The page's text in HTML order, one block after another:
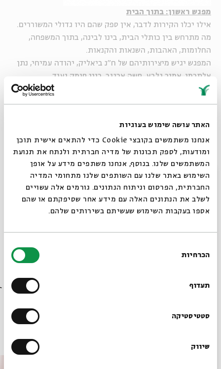
האתר עושה שימוש בעוגיות
אנחנו משתמשים בקובצי Cookie כדי להתאים אישית תוכן
ומודעות, לספק תכונות של מדיה חברתית ולנתח את תנועת
המשתמשים שלנו. בנוסף, אנחנו משתפים מידע על אופן
השימוש באתר שלנו עם השותפים שלנו מתחומי המדיה
החברתית, הפרסום וניתוח הנתונים. גורמים אלה עשויים
לשלב את הנתונים האלה עם מידע אחר שסיפקתם או שהם
אספו בעקבות השימוש שעשיתם בשירותים שלהם.
הסכמה
הכרחיות
תעדוף
סטטיסטיקה
שיווק
מפגש ראשון: בתוך הבית
אילו יכלו הקירות לדבר, אין ספק שהם היו גדולי המשוררים.
מה מתרחש בין כותלי הבית, בינו לבינה, בתוך המשפחה,
החלומות, האהבות, השנאות והקנאות.
המפגש יגיש מיצירותיהם של ח"נ ביאליק, יהודה עמיחי, נתן
אלתרמן, אמיר גלבע, סשה ארגוב, רוני סומק ועוד.
בהשתתפות:
אורי לשמן, רוני סומק, אבי גרייניק, מירה
מביאליק ועד זך, מרחל ועד חנוך לוין – השירה העברית
הייתה ועודנה מקור עשיר של שירים להלחנה ותיעוד חשוב
של הרוח הישראלית. מבט חדש על השירים הישראליים
הגדולים בכל התקופות. בכל מפגש יבוצעו מבחר שירים
בעיבודים חדשים.
עורך, מנחה ומנגן: ד"ראורי לשמן
סגור